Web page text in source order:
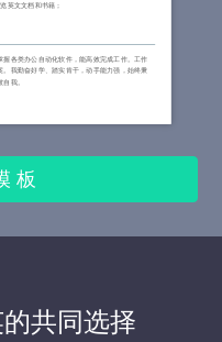
英文文档和书籍；
各类办公自动化软件，能高效完成工作。工作
我勤奋好学、踏实肯干，动手能力强，始终秉
我。
板
共同选择